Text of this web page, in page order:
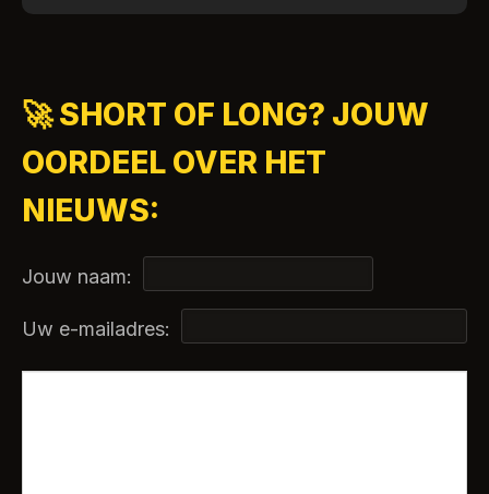
🚀 SHORT OF LONG? JOUW
OORDEEL OVER HET
NIEUWS:
Jouw naam:
Uw e-mailadres: